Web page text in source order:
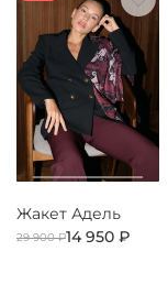
Жакет Адель
29 900 ₽14 950 ₽